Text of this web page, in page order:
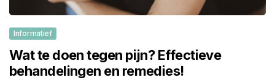
Informatief
Wat te doen tegen pijn? Effectieve
behandelingen en remedies!